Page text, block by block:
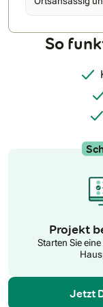
beraten. Buchen Sie ihre Beratung direkt hier beim VELUX
So
Projekt
Starten Sie
Jetzt